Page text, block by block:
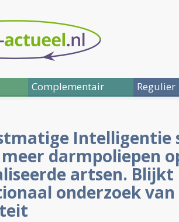
Complementair Regulier
Intelligentie
darmpoliepen
artsen.
onderzoek van